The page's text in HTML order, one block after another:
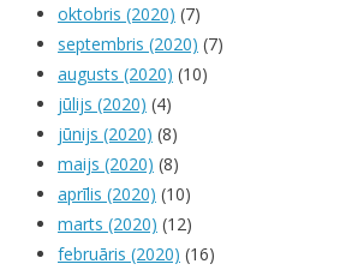
oktobris (2020) (7)
septembris (2020) (7)
augusts (2020) (10)
jūlijs (2020) (4)
jūnijs (2020) (8)
maijs (2020) (8)
aprīlis (2020) (10)
marts (2020) (12)
februāris (2020) (16)